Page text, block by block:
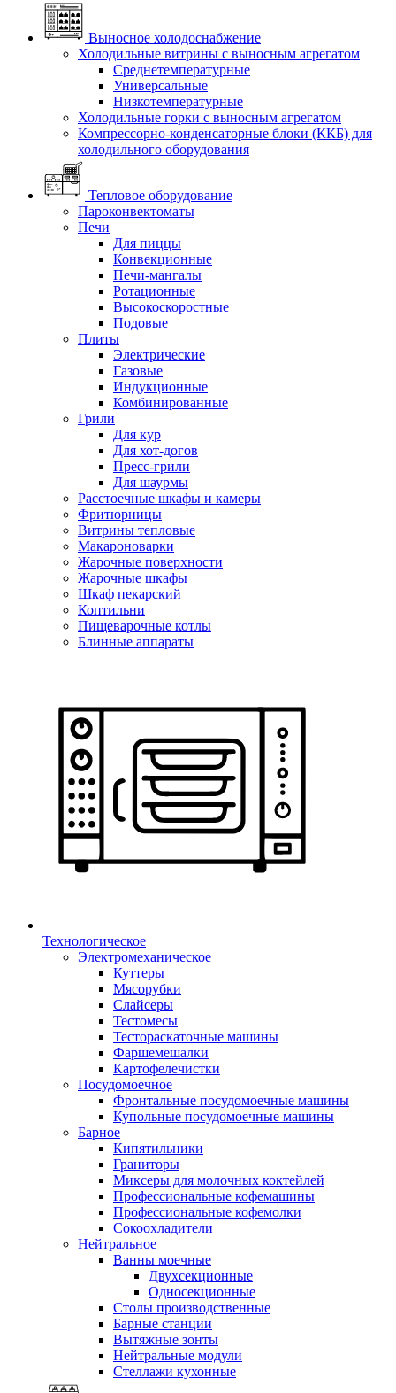
Выносное холодоснабжение
Холодильные витрины с выносным агрегатом
Среднетемпературные
Универсальные
Низкотемпературные
Холодильные горки с выносным агрегатом
Компрессорно-конденсаторные блоки (ККБ) для
холодильного оборудования
Тепловое оборудование
Пароконвектоматы
Печи
Для пиццы
Конвекционные
Печи-мангалы
Ротационные
Высокоскоростные
Подовые
Плиты
Электрические
Газовые
Индукционные
Комбинированные
Грили
Для кур
Для хот-догов
Пресс-грили
Для шаурмы
Расстоечные шкафы и камеры
Фритюрницы
Витрины тепловые
Макароноварки
Жарочные поверхности
Жарочные шкафы
Шкаф пекарский
Коптильни
Пищеварочные котлы
Блинные аппараты
Технологическое
Электромеханическое
Куттеры
Мясорубки
Слайсеры
Тестомесы
Тестораскаточные машины
Фаршемешалки
Картофелечистки
Посудомоечное
Фронтальные посудомоечные машины
Купольные посудомоечные машины
Барное
Кипятильники
Граниторы
Миксеры для молочных коктейлей
Профессиональные кофемашины
Профессиональные кофемолки
Сокоохладители
Нейтральное
Ванны моечные
Двухсекционные
Односекционные
Столы производственные
Барные станции
Вытяжные зонты
Нейтральные модули
Стеллажи кухонные